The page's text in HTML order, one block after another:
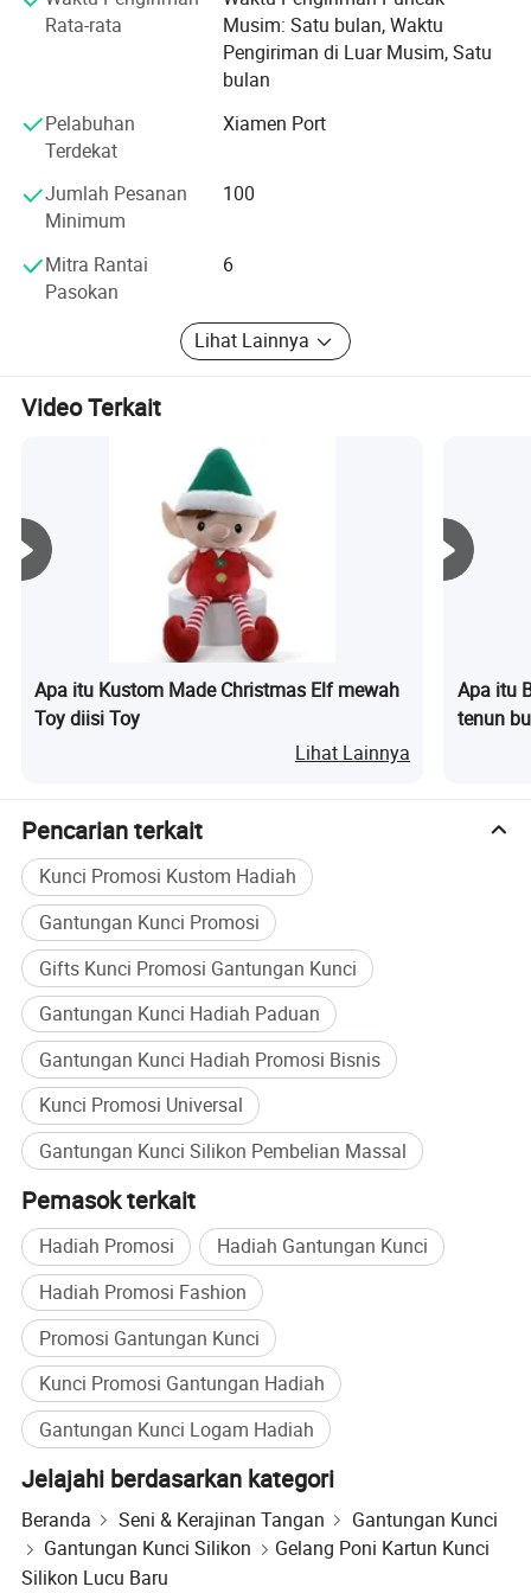
berorientasi pelanggan. Perusahaan kami telah
memperoleh konfirmasi ISO9001-2000 dari Badan
Otoritatif Nasional. Kami terus mengembangkan lebih
pelanggan baik di dalam maupun luar negeri.
sama dengan pelanggan baik di luar negeri maupun
menciptakan masa depan yang cerah
Rata-rata
Musim: Satu bulan, Waktu
Pengiriman di Luar Musim, Satu
bulan
Pelabuhan
Terdekat
Xiamen Port
Jumlah Pesanan
Minimum
100
Mitra Rantai
Pasokan
6
Lihat Lainnya
Video Terkait
Apa itu Kustom Made Christmas Elf mewah
Toy diisi Toy
Lihat Lainnya
Apa itu
tenun
Pencarian terkait
Kunci Promosi Kustom Hadiah
Gantungan Kunci Promosi
Gifts Kunci Promosi Gantungan Kunci
Gantungan Kunci Hadiah Paduan
Gantungan Kunci Hadiah Promosi Bisnis
Kunci Promosi Universal
Gantungan Kunci Silikon Pembelian Massal
Pemasok terkait
Hadiah Promosi
Hadiah Gantungan Kunci
Hadiah Promosi Fashion
Promosi Gantungan Kunci
Kunci Promosi Gantungan Hadiah
Gantungan Kunci Logam Hadiah
Jelajahi berdasarkan kategori
Beranda Seni & Kerajinan Tangan
Gantungan Kunci
Gantungan Kunci Silikon
Gelang Poni Kartun Kunci
Silikon Lucu Baru